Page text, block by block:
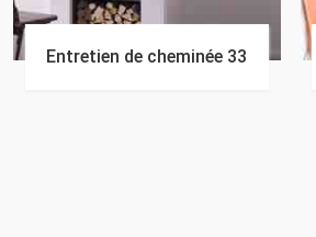
Entretien de cheminée 33